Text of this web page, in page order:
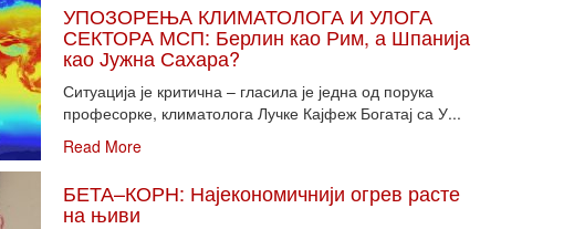
УПОЗОРЕЊА КЛИМАТОЛОГА И УЛОГА
СЕКТОРА МСП: Берлин као Рим, а Шпанија
као Јужна Сахара?
Ситуација је критична – гласила је једна од порука
професорке, климатолога Лучке Кајфеж Богатај са У...
Read More
БЕТА–КОРН: Најекономичнији огрев расте
на њиви